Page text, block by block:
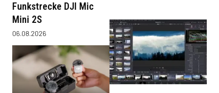
Funkstrecke DJI Mic
Mini 2S
06.08.2026